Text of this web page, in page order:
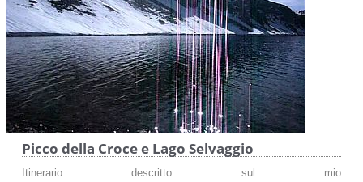
Picco della Croce e Lago Selvaggio
Itinerario descritto sul mio